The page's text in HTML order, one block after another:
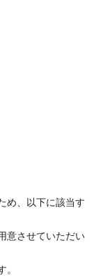
め、以下に該当す
意させていただい